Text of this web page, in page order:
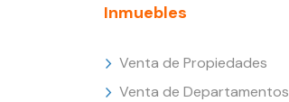
Inmuebles
Venta de Propiedades
Venta de Departamentos